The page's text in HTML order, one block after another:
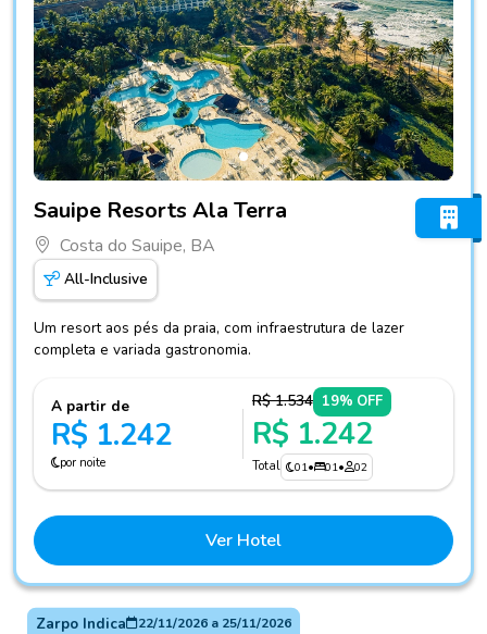
Sauipe Resorts Ala Terra
Costa do Sauipe, BA
All-Inclusive
Um resort aos pés da praia, com infraestrutura de lazer
completa e variada gastronomia.
A partir de
R$ 1.242
por noite
R$ 1.534 19% OFF
R$ 1.242
Total 01• 01• 02
Ver Hotel
Zarpo Indica 22/11/2026a 25/11/2026